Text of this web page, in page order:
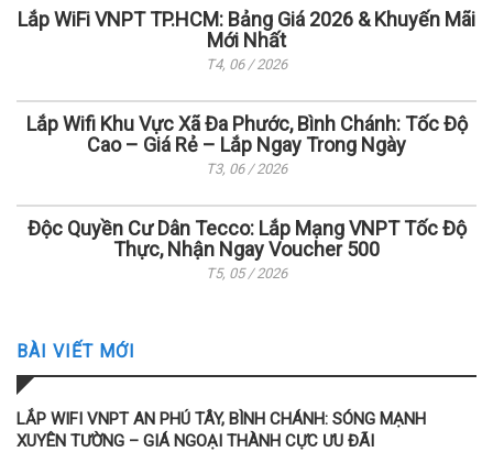
Lắp WiFi VNPT TP.HCM: Bảng Giá 2026 & Khuyến Mãi
Mới Nhất
T4, 06 / 2026
Lắp Wifi Khu Vực Xã Đa Phước, Bình Chánh: Tốc Độ
Cao – Giá Rẻ – Lắp Ngay Trong Ngày
T3, 06 / 2026
Độc Quyền Cư Dân Tecco: Lắp Mạng VNPT Tốc Độ
Thực, Nhận Ngay Voucher 500
T5, 05 / 2026
BÀI VIẾT MỚI
LẮP WIFI VNPT AN PHÚ TÂY, BÌNH CHÁNH: SÓNG MẠNH
XUYÊN TƯỜNG – GIÁ NGOẠI THÀNH CỰC ƯU ĐÃI